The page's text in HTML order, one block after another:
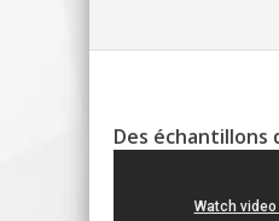
Des échantillons